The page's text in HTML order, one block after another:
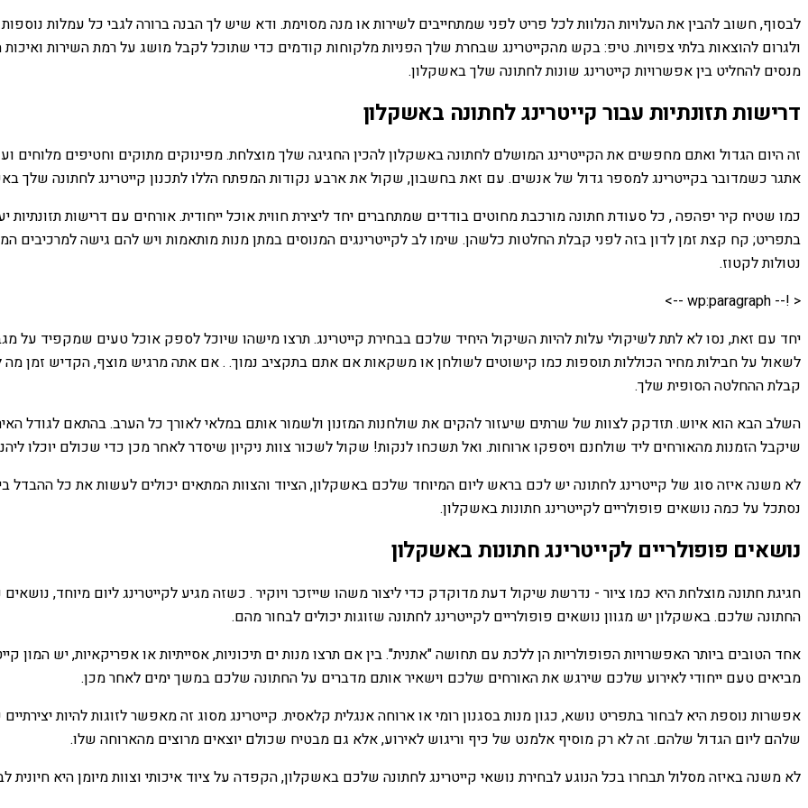
לבסוף, חשוב להבין את העלויות הנלוות לכל פריט לפני שמתחייבים לשירות או מנה מסוימת. ודא שיש לך הבנה ברורה לגבי כל עמלות
ולגרום להוצאות בלתי צפויות. טיפ: בקש מהקייטרינג שבחרת שלך הפניות מלקוחות קודמים כדי שתוכל לקבל מושג על רמת השירות ואיכות
מנסים להחליט בין אפשרויות קייטרינג שונות לחתונה שלך באשקלון.
דרישות תזונתיות עבור קייטרינג לחתונה באשקלון
זה היום הגדול ואתם מחפשים את הקייטרינג המושלם לחתונה באשקלון להכין החגיגה שלך מוצלחת. מפינוקים מתוקים וחטיפים מלוחים ועד
אתגר כשמדובר בקייטרינג למספר גדול של אנשים. עם זאת בחשבון, שקול את ארבע נקודות המפתח הללו לתכנון קייטרינג לחתונה שלך
כמו שטיח קיר יפהפה , כל סעודת חתונה מורכבת מחוטים בודדים שמתחברים יחד ליצירת חווית אוכל ייחודית. אורחים עם דרישות
בתפריט; קח קצת זמן לדון בזה לפני קבלת החלטות כלשהן. שימו לב לקייטרינגים המנוסים במתן מנות מותאמות ויש להם גישה למרכיבים
נטולות לקטוז.
< !-- wp:paragraph -->
יחד עם זאת, נסו לא לתת לשיקולי עלות להיות השיקול היחיד שלכם בבחירת קייטרינג. תרצו מישהו שיוכל לספק אוכל טעים שמקפיד על
לשאול על חבילות מחיר הכוללות תוספות כמו קישוטים לשולחן או משקאות אם אתם בתקציב נמוך. . אם אתה מרגיש מוצף, הקדיש זמן מה
קבלת ההחלטה הסופית שלך.
השלב הבא הוא איוש. תזדקק לצוות של שרתים שיעזור להקים את שולחנות המזנון ולשמור אותם במלאי לאורך כל הערב. בהתאם לגודל
שיקבל הזמנות מהאורחים ליד שולחנם ויספקו ארוחות. ואל תשכחו לנקות! שקול לשכור צוות ניקיון שיסדר לאחר מכן כדי שכולם יוכלו
לא משנה איזה סוג של קייטרינג לחתונה יש לכם בראש ליום המיוחד שלכם באשקלון, הציוד והצוות המתאים יכולים לעשות את כל ההבדל
נסתכל על כמה נושאים פופולריים לקייטרינג חתונות באשקלון.
נושאים פופולריים לקייטרינג חתונות באשקלון
חגיגת חתונה מוצלחת היא כמו ציור - נדרשת שיקול דעת מדוקדק כדי ליצור משהו שייזכר ויוקיר . כשזה מגיע לקייטרינג ליום מיוחד,
החתונה שלכם. באשקלון יש מגוון נושאים פופולריים לקייטרינג לחתונה שזוגות יכולים לבחור מהם.
אחד הטובים ביותר האפשרויות הפופולריות הן ללכת עם תחושה "אתנית". בין אם תרצו מנות ים תיכוניות, אסייתיות או אפריקאיות, יש המון
מביאים טעם ייחודי לאירוע שלכם שירגש את האורחים שלכם וישאיר אותם מדברים על החתונה שלכם במשך ימים לאחר מכן.
אפשרות נוספת היא לבחור בתפריט נושא, כגון מנות בסגנון רומי או ארוחה אנגלית קלאסית. קייטרינג מסוג זה מאפשר לזוגות להיות
שלהם ליום הגדול שלהם. זה לא רק מוסיף אלמנט של כיף וריגוש לאירוע, אלא גם מבטיח שכולם יוצאים מרוצים מהארוחה שלו.
לא משנה באיזה מסלול תבחרו בכל הנוגע לבחירת נושאי קייטרינג לחתונה שלכם באשקלון, הקפדה על ציוד איכותי וצוות מיומן היא חיונית